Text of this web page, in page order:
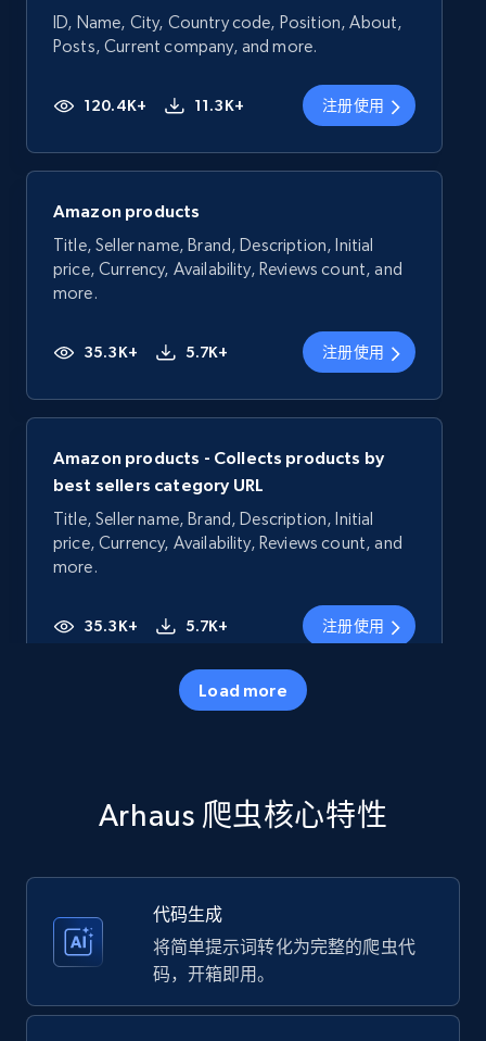
ID, Name, City, Country code, Position, About,
Posts, Current company, and more.
120.4K+ 11.3K+ 注册使用
Amazon products
Title, Seller name, Brand, Description, Initial
price, Currency, Availability, Reviews count, and
more.
35.3K+ 5.7K+ 注册使用
Amazon products - Collects products by
best sellers category URL
Title, Seller name, Brand, Description, Initial
price, Currency, Availability, Reviews count, and
more.
35.3K+ 5.7K+ 注册使用
price, Currency, Availability, Reviews count, and
Amazon products - Collects products by
Load more
Arhaus 爬虫核心特性
代码生成
将简单提示词转化为完整的爬虫代
码，开箱即用。